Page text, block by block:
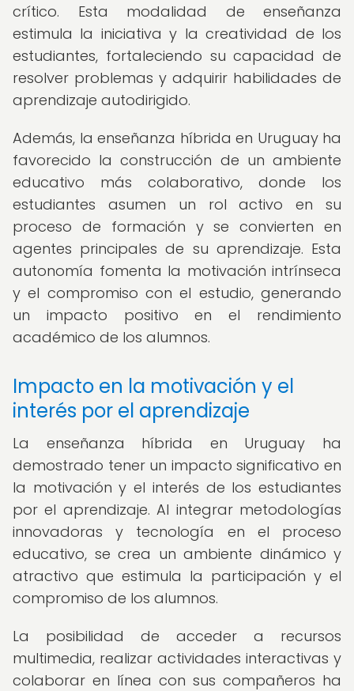
crítico. Esta modalidad de enseñanza
estimula la iniciativa y la creatividad de los
estudiantes, fortaleciendo su capacidad de
resolver problemas y adquirir habilidades de
aprendizaje autodirigido.
Además, la enseñanza híbrida en Uruguay ha
favorecido la construcción de un ambiente
educativo más colaborativo, donde los
estudiantes asumen un rol activo en su
proceso de formación y se convierten en
agentes principales de su aprendizaje. Esta
autonomía fomenta la motivación intrínseca
y el compromiso con el estudio, generando
un impacto positivo en el rendimiento
académico de los alumnos.
Impacto en la motivación y el
interés por el aprendizaje
La enseñanza híbrida en Uruguay ha
demostrado tener un impacto significativo en
la motivación y el interés de los estudiantes
por el aprendizaje. Al integrar metodologías
innovadoras y tecnología en el proceso
educativo, se crea un ambiente dinámico y
atractivo que estimula la participación y el
compromiso de los alumnos.
La posibilidad de acceder a recursos
multimedia, realizar actividades interactivas y
colaborar en línea con sus compañeros ha